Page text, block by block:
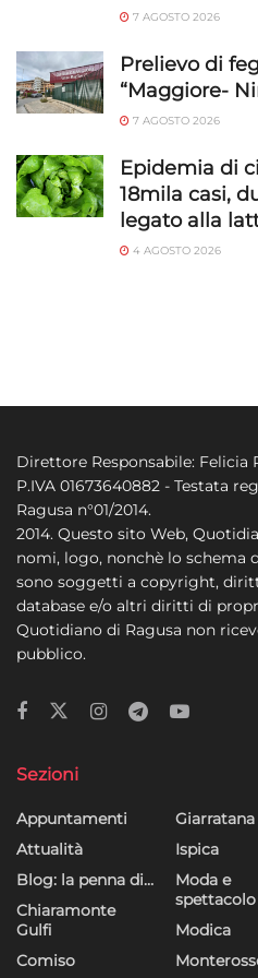
7 AGOSTO 2026
Prelievo di
“Maggiore-
7 AGOSTO 2026
Epidemia di
18mila casi,
legato alla
4 AGOSTO 2026
Direttore Responsabile: Felicia
P.IVA 01673640882 - Testata
Ragusa n°01/2014.
2014. Questo sito Web,
nomi, logo, nonchè lo schema
sono soggetti a copyright,
database e/o altri diritti di
Quotidiano di Ragusa non
pubblico.
Sezioni
Appuntamenti
Attualità
Blog: la penna di…
Chiaramonte
Gulfi
Comiso
Giarratana
Ispica
Moda e
spettacolo
Modica